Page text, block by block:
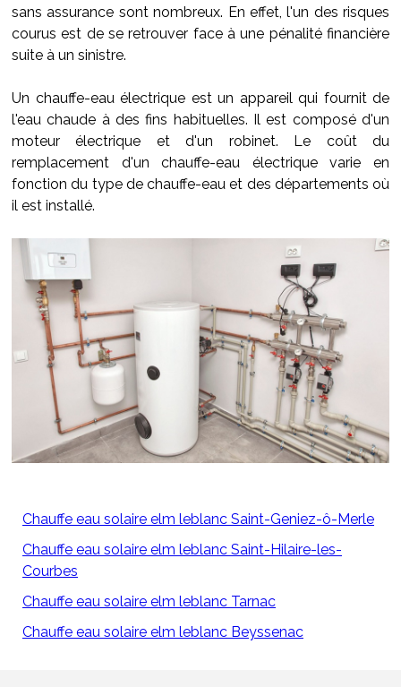
sans assurance sont nombreux. En effet, l'un des risques
courus est de se retrouver face à une pénalité financière
suite à un sinistre.
Un chauffe-eau électrique est un appareil qui fournit de
l'eau chaude à des fins habituelles. Il est composé d'un
moteur électrique et d'un robinet. Le coût du
remplacement d'un chauffe-eau électrique varie en
fonction du type de chauffe-eau et des départements où
il est installé.
Chauffe eau solaire elm leblanc Saint-Geniez-ô-Merle
Chauffe eau solaire elm leblanc Saint-Hilaire-les-
Courbes
Chauffe eau solaire elm leblanc Tarnac
Chauffe eau solaire elm leblanc Beyssenac